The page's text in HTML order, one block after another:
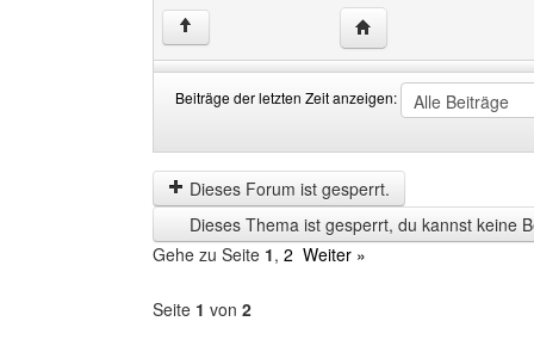
↑ Website dieses
Beiträge der letzten Zeit anzeigen:
der
letzten
Zeit
anzeigen
by
Dieses Forum ist gesperrt.
Dieses Thema ist gesperrt, du kannst keine
Gehe zu Seite 1, 2 Weiter »
Seite 1 von 2